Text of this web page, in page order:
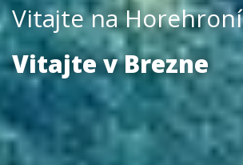
Vitajte na Horehroní
Vitajte v Brezne